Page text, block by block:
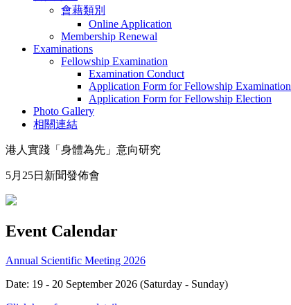
會藉類別
Online Application
Membership Renewal
Examinations
Fellowship Examination
Examination Conduct
Application Form for Fellowship Examination
Application Form for Fellowship Election
Photo Gallery
相關連結
港人實踐「身體為先」意向研究
5月25日新聞發佈會
Event Calendar
Annual Scientific Meeting 2026
Date: 19 - 20 September 2026 (Saturday - Sunday)